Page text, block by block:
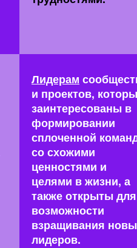
Лидерам
и проектов,
заинтересованы в
формировании
сплоченной
со схожими
ценностями и
целями в жизни, а
также открыты для
возможности
взращивания
лидеров.